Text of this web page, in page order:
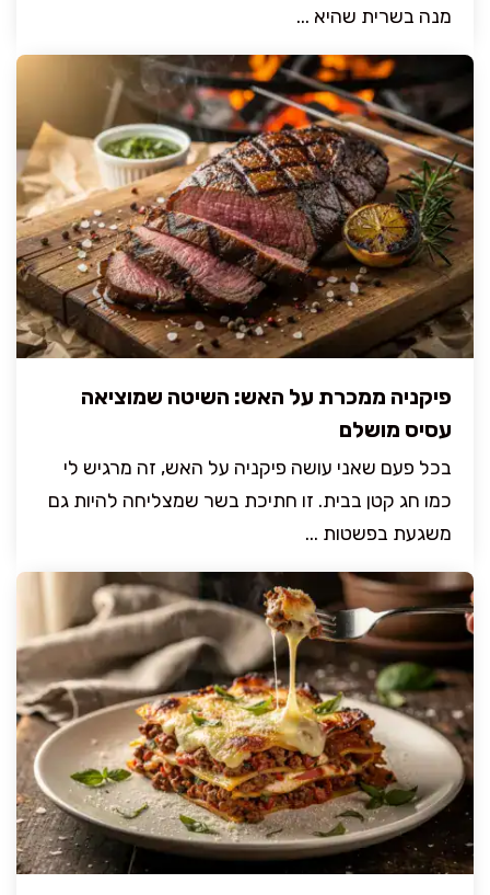
מנה בשרית שהיא ...
פיקניה ממכרת על האש: השיטה שמוציאה
עסיס מושלם
בכל פעם שאני עושה פיקניה על האש, זה מרגיש לי
כמו חג קטן בבית. זו חתיכת בשר שמצליחה להיות גם
משגעת בפשטות ...